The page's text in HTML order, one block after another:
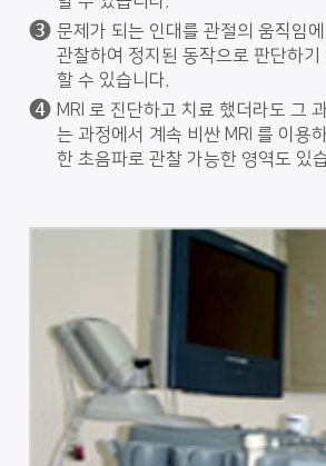
문제가 되는 인대를 관절의 움직임
관찰하여 정지된 동작으로 판단하기
할 수 있습니다.
MRI 로 진단하고 치료 했더라도 그
는 과정에서 계속 비싼 MRI 를 이용
한 초음파로 관찰 가능한 영역도 있